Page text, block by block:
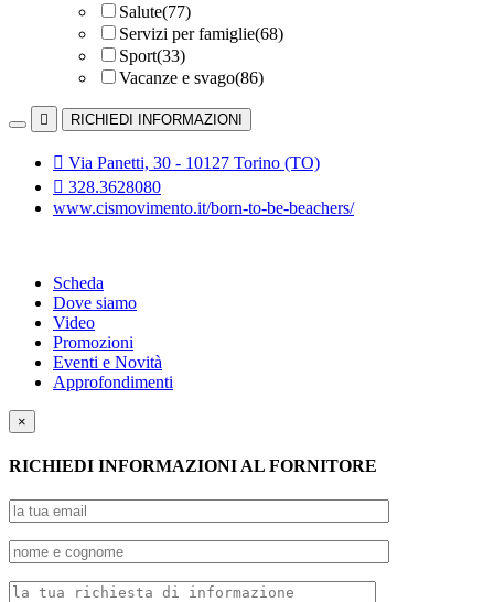
Salute(77)
Servizi per famiglie(68)
Sport(33)
Vacanze e svago(86)
 RICHIEDI INFORMAZIONI
 Via Panetti, 30 - 10127 Torino (TO)
 328.3628080
www.cismovimento.it/born-to-be-beachers/
Scheda
Dove siamo
Video
Promozioni
Eventi e Novità
Approfondimenti
×
RICHIEDI INFORMAZIONI AL FORNITORE